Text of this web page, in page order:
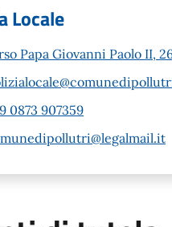
Locale
Papa Giovanni Paolo II,
0873 907359